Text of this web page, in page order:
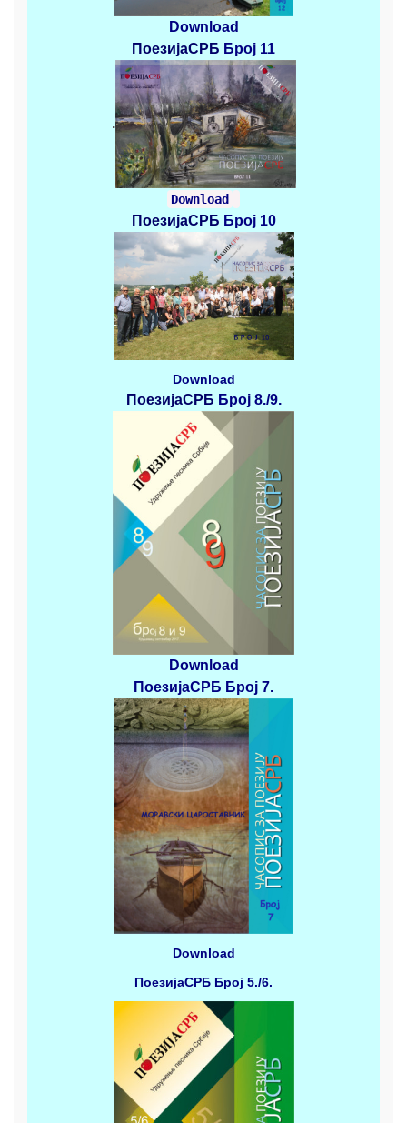
Download
ПоезијаСРБ Број 11
.
Download
ПоезијаСРБ Број 10
Download
ПоезијаСРБ Број 8./9.
Download
ПоезијаСРБ Број 7.
Download
ПоезијаСРБ Број 5./6.